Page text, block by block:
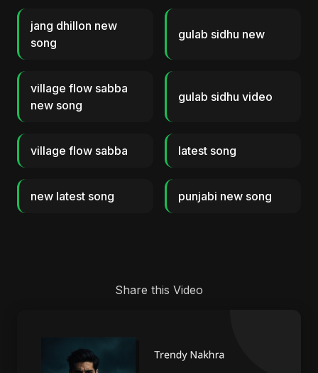
jang dhillon new
song
gulab sidhu new
village flow sabba
new song
gulab sidhu video
village flow sabba latest song
new latest song punjabi new song
Share this Video